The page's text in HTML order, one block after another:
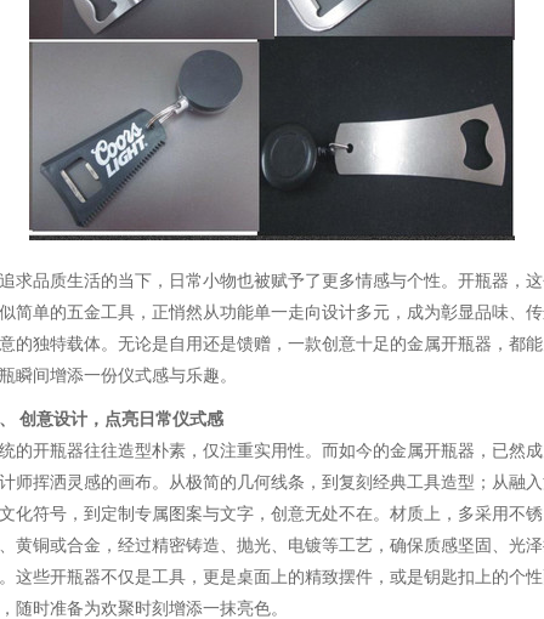
求品质生活的当下，日常小物也被赋予了更多情感与个性。开瓶器，
简单的五金工具，正悄然从功能单一走向设计多元，成为彰显品味、
的独特载体。无论是自用还是馈赠，一款创意十足的金属开瓶器，都
瞬间增添一份仪式感与乐趣。
创意设计，点亮日常仪式感
的开瓶器往往造型朴素，仅注重实用性。而如今的金属开瓶器，已然
师挥洒灵感的画布。从极简的几何线条，到复刻经典工具造型；从融
化符号，到定制专属图案与文字，创意无处不在。材质上，多采用不锈
黄铜或合金，经过精密铸造、抛光、电镀等工艺，确保质感坚固、光
这些开瓶器不仅是工具，更是桌面上的精致摆件，或是钥匙扣上的个
随时准备为欢聚时刻增添一抹亮色。